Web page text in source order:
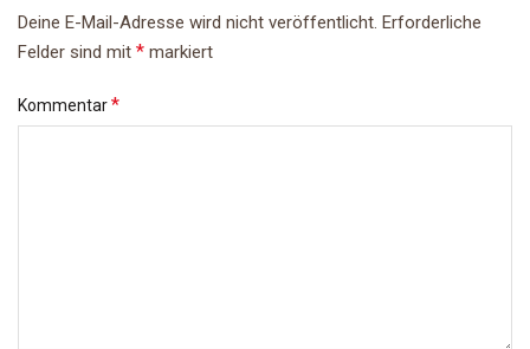
Deine E-Mail-Adresse wird nicht veröffentlicht. Erforderliche
Felder sind mit * markiert
Kommentar*